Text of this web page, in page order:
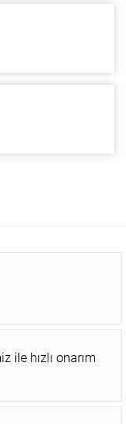
ile hızlı onarım